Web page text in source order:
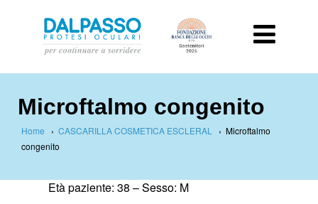
Microftalmo congenito
Home › CASCARILLA COSMETICA ESCLERAL › Microftalmo
congenito
Età paziente: 38 –Sesso: M